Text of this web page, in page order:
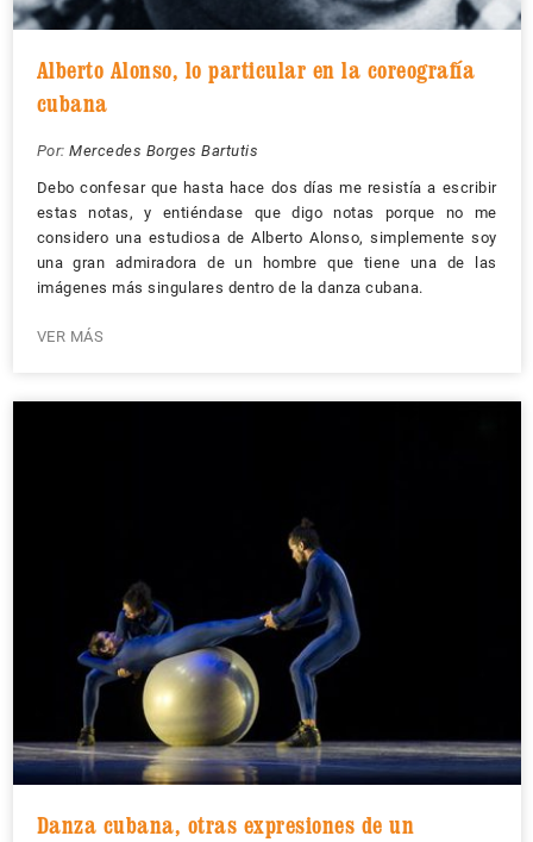
Alberto Alonso, lo particular en la coreografía
cubana
Por: Mercedes Borges Bartutis
Debo confesar que hasta hace dos días me resistía a escribir
estas notas, y entiéndase que digo notas porque no me
considero una estudiosa de Alberto Alonso, simplemente soy
una gran admiradora de un hombre que tiene una de las
imágenes más singulares dentro de la danza cubana.
VER MÁS
Danza cubana, otras expresiones de un